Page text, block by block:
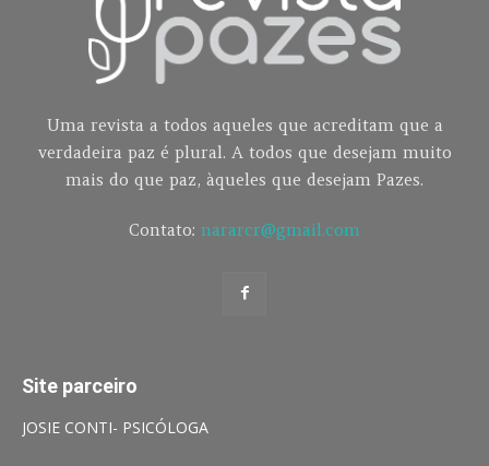
Uma revista a todos aqueles que acreditam que a
verdadeira paz é plural. A todos que desejam muito
mais do que paz, àqueles que desejam Pazes.
Contato: nararcr@gmail.com
Site parceiro
JOSIE CONTI- PSICÓLOGA